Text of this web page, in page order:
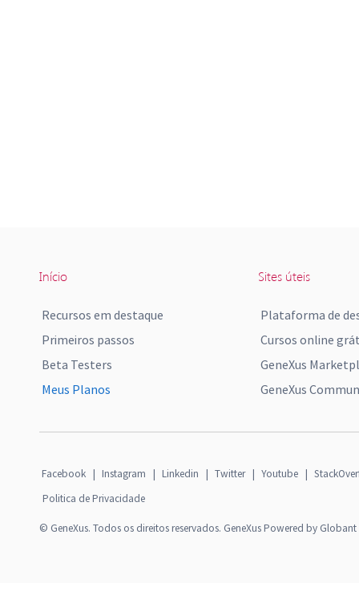
Início
Recursos em destaque
Primeiros passos
Beta Testers
Meus Planos
Sites úteis
Plataforma de
Cursos online
GeneXus
GeneXus
Facebook | Instagram | Linkedin | Twitter | Youtube |
Politica de Privacidade
© GeneXus. Todos os direitos reservados. GeneXus Powered by Globant